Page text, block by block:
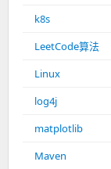
k8s
LeetCode算法
Linux
log4j
matplotlib
Maven